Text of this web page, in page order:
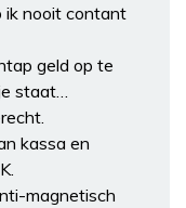
ik nooit contant
geld op te
staat…
kassa en
magnetisch